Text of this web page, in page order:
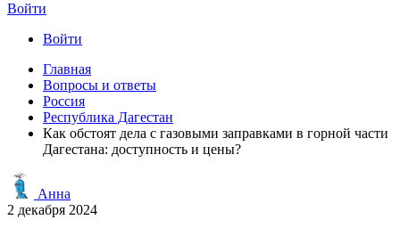
Войти
Войти
Главная
Вопросы и ответы
Россия
Республика Дагестан
Как обстоят дела с газовыми заправками в горной части
Дагестана: доступность и цены?
Анна
2 декабря 2024